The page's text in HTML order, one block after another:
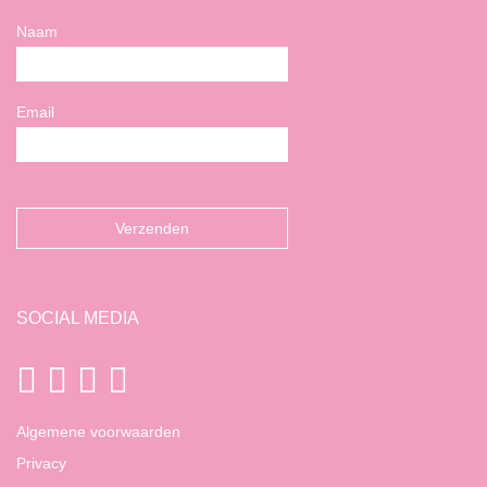
Naam
Email
SOCIAL MEDIA
Algemene voorwaarden
Privacy